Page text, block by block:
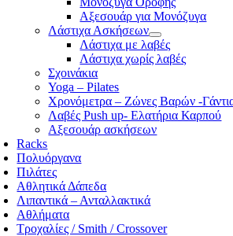
Αξεσουάρ για Μονόζυγα
Λάστιχα Ασκήσεων
Λάστιχα με λαβές
Λάστιχα χωρίς λαβές
Σχοινάκια
Yoga – Pilates
Χρονόμετρα – Ζώνες Βαρών -
Λαβές Push up- Ελατήρια Καρπού
Αξεσουάρ ασκήσεων
Racks
Πολυόργανα
Πιλάτες
Αθλητικά Δάπεδα
Λιπαντικά – Ανταλλακτικά
Αθλήματα
Τροχαλίες / Smith / Crossover